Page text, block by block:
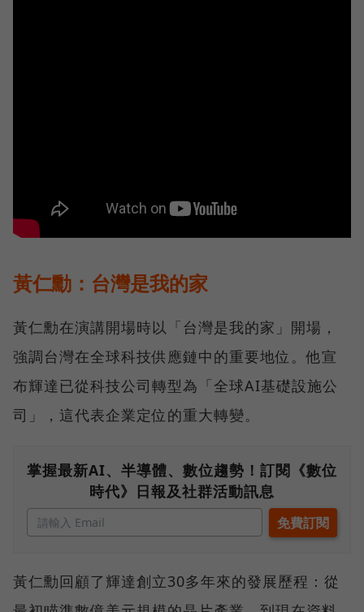
黃仁勳：台灣是我的家
黃仁勳在演講開場時以「台灣是我的家」開場，
強調台灣在全球科技供應鏈中的重要地位。他宣
布輝達已從科技公司轉型為「全球AI基礎設施公
司」，這代表企業定位的重大轉變。
掌握最新AI、半導體、數位趨勢！訂閱《數位
時代》日報及社群活動訊息
黃仁勳回顧了輝達創立30多年來的發展歷程：從